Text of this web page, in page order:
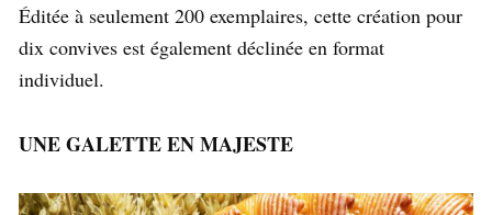
Éditée à seulement 200 exemplaires, cette création pour
dix convives est également déclinée en format
individuel.
UNE GALETTE EN MAJESTE